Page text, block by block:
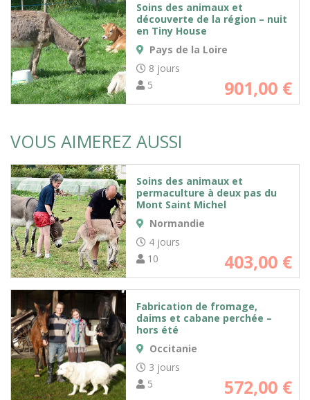
Soins des animaux et
découverte de la région – nuit
en Tiny House
Pays de la Loire
8 jours
5
901,00 €
VOUS AIMEREZ AUSSI
Soins des animaux et
permaculture à deux pas du
Mont Saint Michel
Normandie
4 jours
10
403,00 €
Fabrication de fromage,
daims et cabane perchée –
hors été
Occitanie
3 jours
5
572,00 €